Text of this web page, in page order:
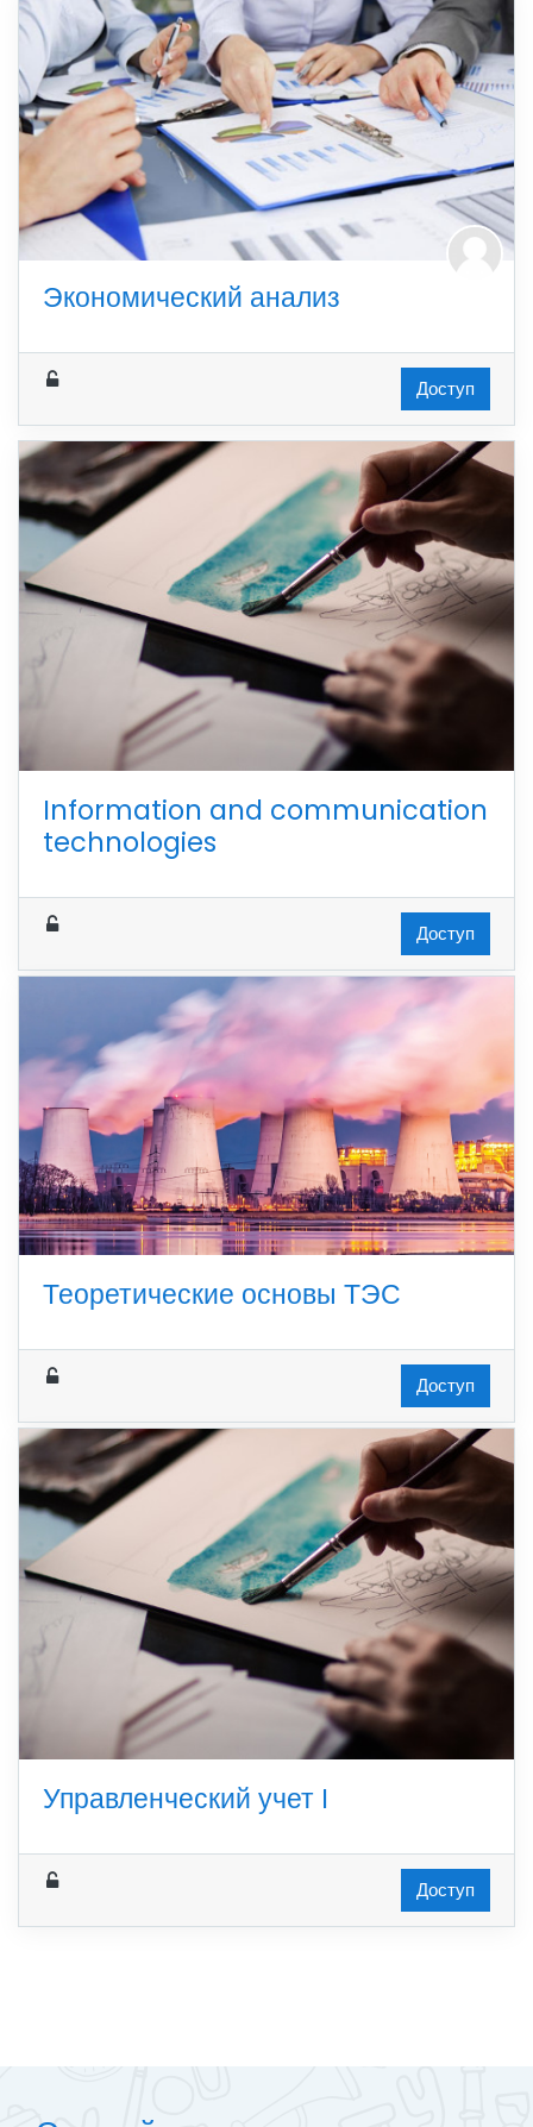
Экономический анализ
Доступ
Information and communication
technologies
Доступ
Теоретические основы ТЭС
Доступ
Управленческий учет I
Доступ